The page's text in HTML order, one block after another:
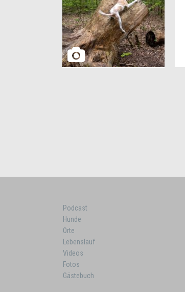
Podcast
Hunde
Orte
Lebenslauf
Videos
Fotos
Gästebuch